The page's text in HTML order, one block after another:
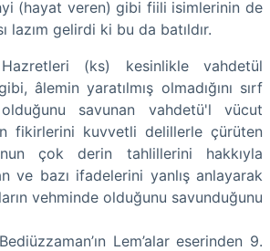
(hayat veren) gibi fiili isimlerinin de
lazım gelirdi ki bu da batıldır.
(ks) kesinlikle vahdetül
âlemin yaratılmış olmadığını sırf
savunan vahdetü'l vücut
fikirlerini kuvvetli delillerle çürüten
çok derin tahlillerini hakkıyla
ve bazı ifadelerini yanlış anlayarak
vehminde olduğunu savunduğunu
Lem’alar eserinden 9.